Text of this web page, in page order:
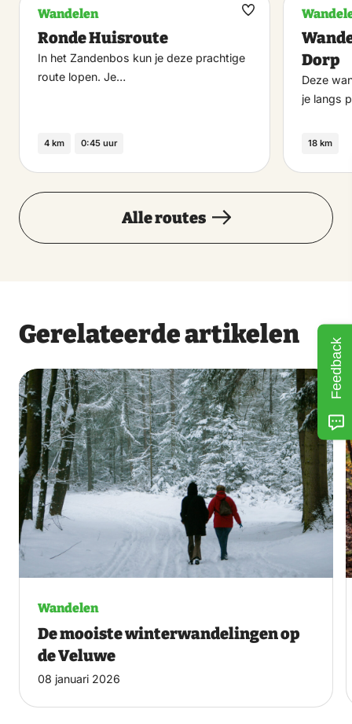
het gebied dat nu het Margarethabosch heet liet
Leonard van Petersom Ramring een hut bouwen en
vernoemde deze naar zijn vrouw, Margaretha van
Petersom Ramring-De Lange. Zij gebruikte de hut
Wandelen
Ronde Huisroute
In het Zandenbos kun je deze prachtige
route lopen. Je…
4 km 0:45 uur
Maak
Dorp
Deze
je langs
18 km
Alle routes
Gerelateerde artikelen
Wandelen
De mooiste winterwandelingen op
de Veluwe
08 januari 2026
Feedback